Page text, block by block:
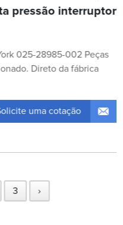
pressão interruptor
025-28985-002 Peças
Direto da fábrica
uma cotação
3 ›